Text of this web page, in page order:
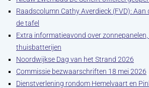
Raadscolumn Cathy Averdieck (FVD): Aan
de tafel
Extra informatieavond over zonnepanelen,
thuisbatterijen
Noordwijkse Dag van het Strand 2026
Commissie bezwaarschriften 18 mei 2026
Dienstverlening rondom Hemelvaart en